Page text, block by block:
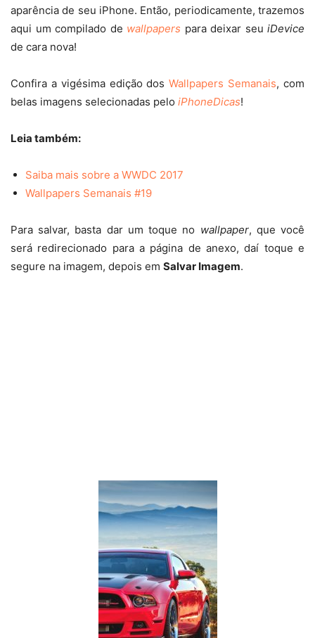
aparência de seu iPhone. Então, periodicamente, trazemos
aqui um compilado de wallpapers para deixar seu iDevice
de cara nova!
Confira a vigésima edição dosWallpapers Semanais, com
belas imagens selecionadas pelo iPhoneDicas!
Leia também:
Saiba mais sobre a WWDC 2017
Wallpapers Semanais #19
Para salvar, basta dar um toque no wallpaper, que você
será redirecionado para a página de anexo, daí toque e
segure na imagem, depois em Salvar Imagem.